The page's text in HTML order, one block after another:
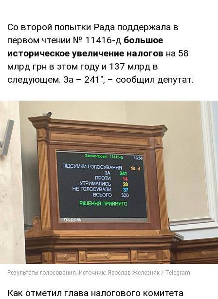
Со второй попытки Рада поддержала в
первом чтении № 11416-д большое
историческое увеличение налогов на 58
млрд грн в этом году и 137 млрд в
следующем. За – 241", – сообщил депутат.
Как отметил глава налогового комитета